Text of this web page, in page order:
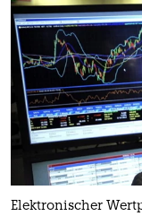
Elektronischer